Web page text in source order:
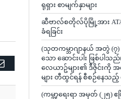
Email
ရုရှား စာမျက်နှာများ
ဆီဗာလ်စတိုလ်ပိုမြို့အား
ခံရခြင်း
(သုတကမ္ဘာဂျာနယ် အတွဲ (၇)
သော ဆောင်းပါး ဖြစ်ပါသ
လေယာဥ်များ၏ ဒီဇိုင်း
များ တီထွင်ရန် စီစဉ်နေသည့်
(ကမ္ဘာ့ရေးရာ အမှတ် (၂၅) ဧ